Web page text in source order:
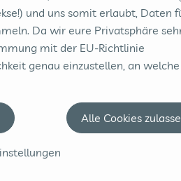
fetten und mit etwas Mehl
2. 4 Eier, 250 g Zucker, 250 g
in einer großen Schüssel mit
fein reiben (es werden 375 g
Haselnüssen zur Eiermasse
unterrühren. Den Teig in die
3. Im Backofen ca. 40 - 50
Mitte des Kuchens prüfen, ob
am hineingesteckten Stäbchen
und uns somit erlaubt, Daten
Da wir eure Privatsphäre
mit der EU-Richtlinie
genau einzustellen, an welche
Alle Cookies